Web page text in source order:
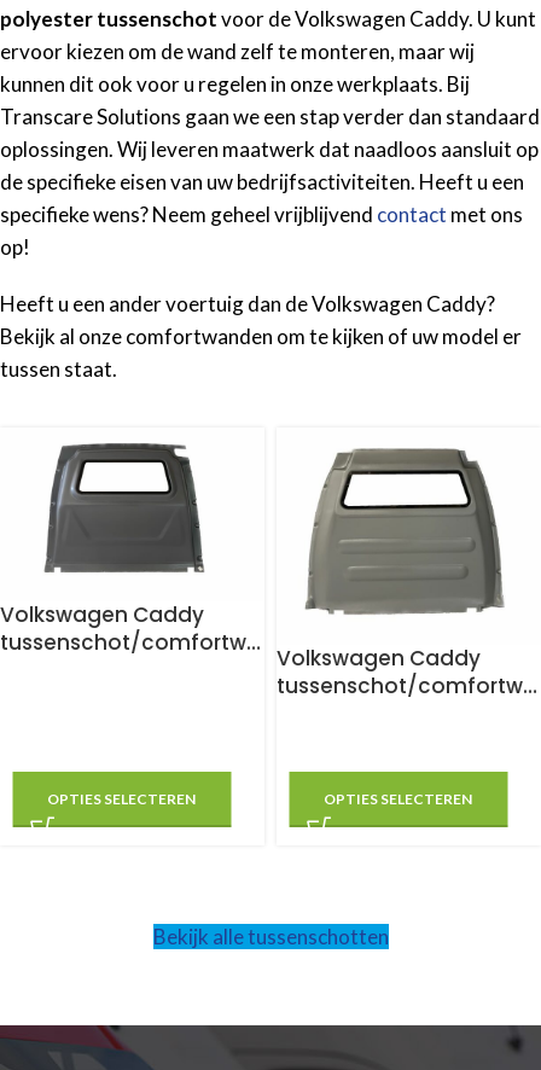
polyester tussenschotvoor de Volkswagen Caddy. U kunt
ervoor kiezen om de wand zelf te monteren, maar wij
kunnen dit ook voor u regelen in onze werkplaats. Bij
Transcare Solutions gaan we een stap verder dan standaard
oplossingen. Wij leveren maatwerk dat naadloos aansluit op
de specifieke eisen van uw bedrijfsactiviteiten. Heeft u een
specifieke wens? Neem geheel vrijblijvend contact met ons
op!
Heeft u een ander voertuig dan de Volkswagen Caddy?
Bekijk al onze comfortwanden om te kijken of uw model er
tussen staat.
Volkswagen Caddy
tussenschot/comfortwa
OPTIES SELECTEREN
Volkswagen Caddy
tussenschot/comfortwa
OPTIES SELECTEREN
Bekijk alle tussenschotten